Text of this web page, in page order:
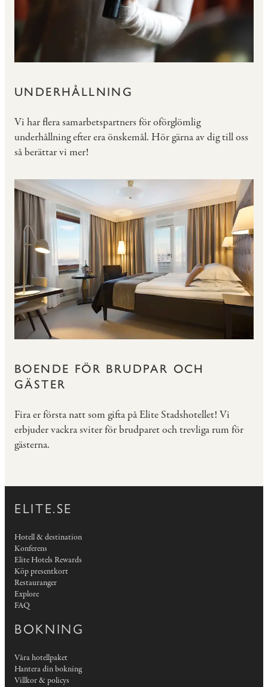
UNDERHÅLLNING
Vi har flera samarbetspartners för oförglömlig
underhållning efter era önskemål. Hör gärna av dig till oss
så berättar vi mer!
BOENDE FÖR BRUDPAR OCH
GÄSTER
Fira er första natt som gifta på Elite Stadshotellet! Vi
erbjuder vackra sviter för brudparet och trevliga rum för
gästerna.
ELITE.SE
Hotell & destination
Konferens
Elite Hotels Rewards
Köp presentkort
Restauranger
Explore
FAQ
BOKNING
Våra hotellpaket
Hantera din bokning
Villkor & policys